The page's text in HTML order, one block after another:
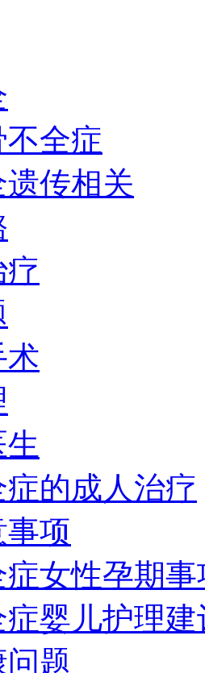
全症
传相关
术
症的成人治疗
项
症女性孕期事
症婴儿护理建
题